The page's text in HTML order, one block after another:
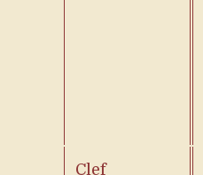
Clef